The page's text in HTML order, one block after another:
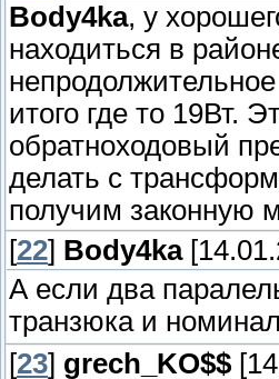
Body4ka, у
находиться в
итого где то 19Вт.
обратноходовый
делать с
получим законную
[22] Body4ka
А если два
транзюка и
[23] grech_KO$$